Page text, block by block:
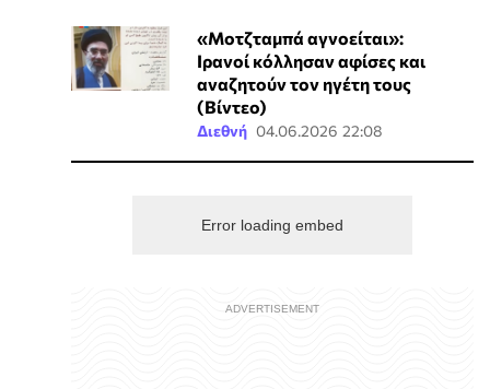
«Μοτζταμπά αγνοείται»:
Ιρανοί κόλλησαν αφίσες και
αναζητούν τον ηγέτη τους
(Βίντεο)
Διεθνή 04.06.2026 22:08
Error loading embed